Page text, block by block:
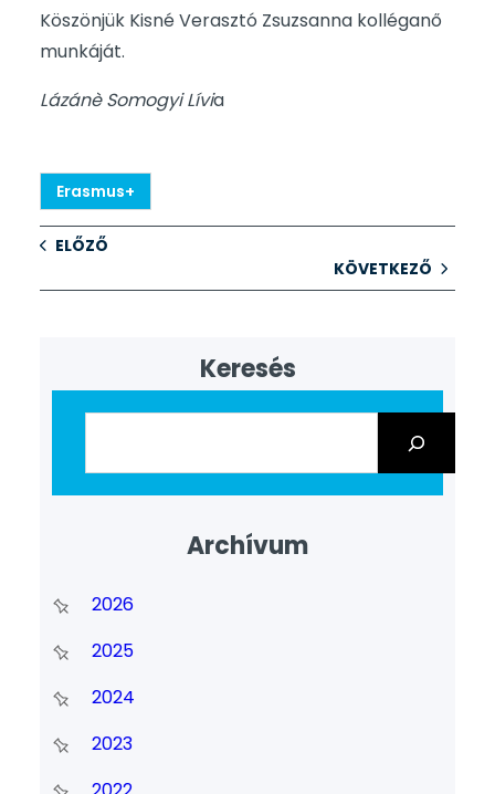
Köszönjük Kisné Verasztó Zsuzsanna kolléganő
munkáját.
Lázánè Somogyi Lívia
Erasmus+
ELŐZŐ
KÖVETKEZŐ
Keresés
Archívum
2026
2025
2024
2023